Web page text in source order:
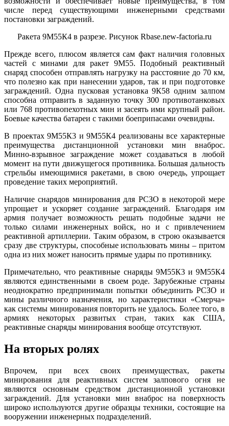
числе перед существующими инженерными средствами
постановки заграждений.
Ракета 9М55К4 в разрезе. Рисунок Rbase.new-factoria.ru
Прежде всего, плюсом является сам факт наличия головных
частей с минами для ракет 9М55. Подобный реактивный
снаряд способен отправлять нагрузку на расстояние до 70 км,
что полезно как при нанесении ударов, так и при подготовке
заграждений. Одна пусковая установка 9К58 одним залпом
способна отправить в заданную точку 300 противотанковых
или 768 противопехотных мин и засеять ими крупный район.
Боевые качества батареи с такими боеприпасами очевидны.
В проектах 9М55К3 и 9М55К4 реализованы все характерные
преимущества дистанционной установки мин внаброс.
Минно-взрывное заграждение может создаваться в любой
момент на пути движущегося противника. Большая дальность
стрельбы имеющимися ракетами, в свою очередь, упрощает
проведение таких мероприятий.
Наличие снарядов минирования для РСЗО в некоторой мере
упрощает и ускоряет создание заграждений. Благодаря им
армия получает возможность решать подобные задачи не
только силами инженерных войск, но и с привлечением
реактивной артиллерии. Таким образом, в строю оказывается
сразу две структуры, способные использовать мины – притом
одна из них может наносить прямые удары по противнику.
Примечательно, что реактивные снаряды 9М55К3 и 9М55К4
являются единственными в своем роде. Зарубежные страны
неоднократно предпринимали попытки объединить РСЗО и
мины различного назначения, но характеристики «Смерча»
как системы минирования повторить не удалось. Более того, в
армиях некоторых развитых стран, таких как США,
реактивные снаряды минирования вообще отсутствуют.
На вторых ролях
Впрочем, при всех своих преимуществах, ракеты
минирования для реактивных систем залпового огня не
являются основным средством дистанционной установки
заграждений. Для установки мин внаброс на поверхность
широко используются другие образцы техники, состоящие на
вооружении инженерных подразделений.